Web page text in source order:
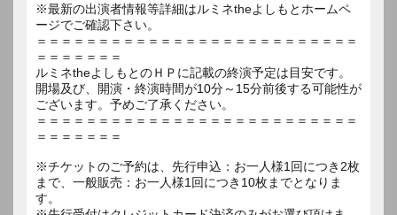
※最新の出演者情報等詳細はルミネtheよしもとホームペ
ージでご確認下さい。
＝＝＝＝＝＝＝＝＝＝＝＝＝＝＝＝＝＝＝＝＝＝＝＝＝＝
＝＝＝＝＝＝＝
ルミネtheよしもとのＨＰに記載の終演予定は目安です。
開場及び、開演・終演時間が10分～15分前後する可能性が
ございます。予めご了承ください。
＝＝＝＝＝＝＝＝＝＝＝＝＝＝＝＝＝＝＝＝＝＝＝＝＝＝
＝＝＝＝＝＝＝
※チケットのご予約は、先行申込：お一人様1回につき2枚
まで、一般販売：お一人様1回につき10枚までとなりま
す。